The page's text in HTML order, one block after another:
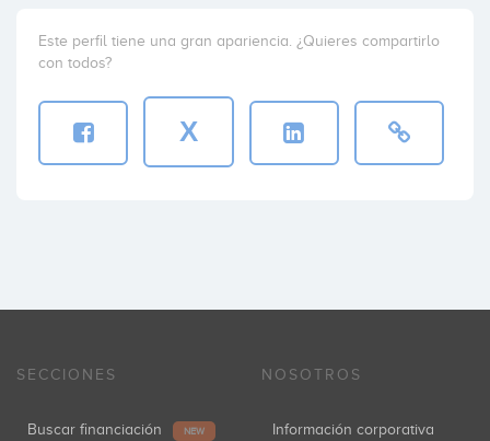
Este perfil tiene una gran apariencia. ¿Quieres compartirlo
con todos?
X
SECCIONES
Buscar financiación NEW
NOSOTROS
Información corporativa